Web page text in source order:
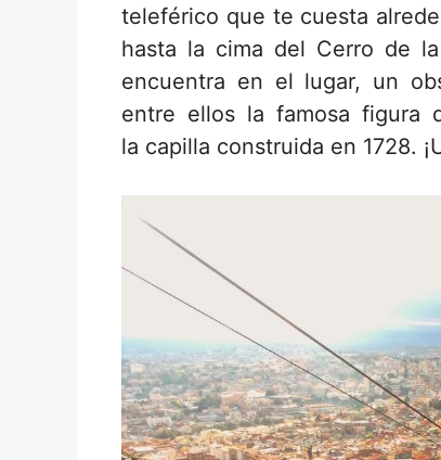
teleférico que te cuesta
hasta la cima del Cerro de
encuentra en el lugar, un
entre ellos la famosa figura
la capilla construida en 1728.